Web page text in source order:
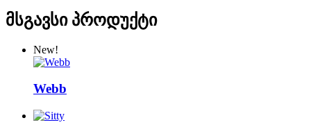
მსგავსი პროდუქტი
New!
Webb